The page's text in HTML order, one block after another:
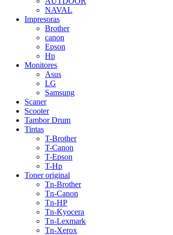
NAVAL
Impresoras
Brother
canon
Epson
Hp
Monitores
Asus
LG
Samsung
Scaner
Scooter
Tambor Drum
Tintas
T-Brother
T-Canon
T-Epson
T-Hp
Toner original
Tn-Brother
Tn-Canon
Tn-HP
Tn-Kyocera
Tn-Lexmark
Tn-Xerox